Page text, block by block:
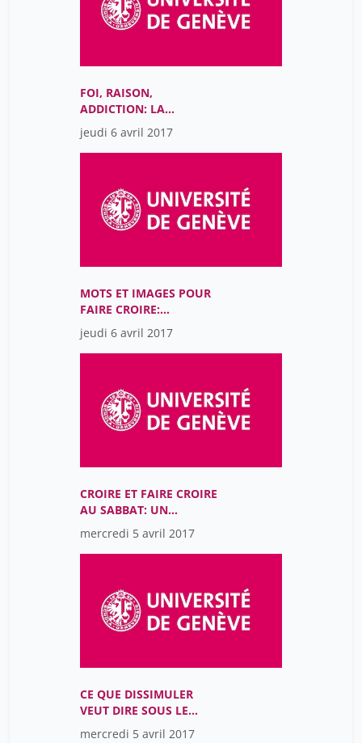
FOI, RAISON,
ADDICTION: LA
PUBLICITÉ ET LE TABAC
jeudi 6 avril 2017
MOTS ET IMAGES POUR
FAIRE CROIRE:
PRÉDICATION ET
HAGIOGRAPHIE DANS
L’OCCIDENT MÉDIÉVAL
jeudi 6 avril 2017
CROIRE ET FAIRE CROIRE
AU SABBAT: UN
IMAGINAIRE DU MAL
mercredi 5 avril 2017
CE QUE DISSIMULER
VEUT DIRE SOUS LE
COMMUNISME
mercredi 5 avril 2017